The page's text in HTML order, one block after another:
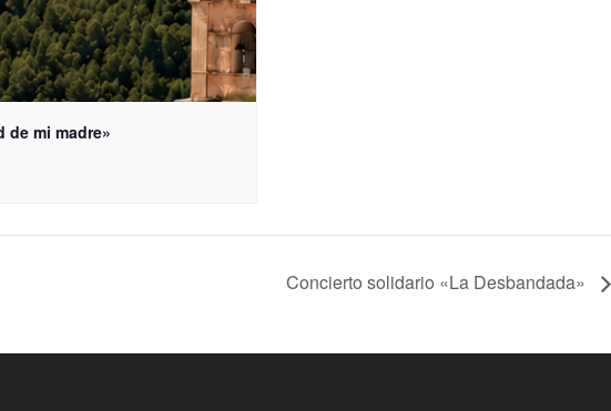
de mi madre»
Concierto solidario «La Desbandada»